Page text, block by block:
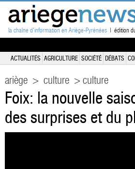
la chaîne d'information en Ariège-Pyrénées | édition
ACTUALITÉS AGRICULTURE SOCIÉTÉ DÉBATS
ariège > culture > culture
Foix: la nouvelle
des surprises et du